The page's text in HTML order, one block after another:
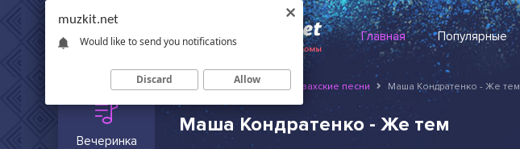
Главная Популярные
Вечеринка
Muzkit.net Русские и казахские песни Маша Кондратенко - Же тем
Маша Кондратенко - Же тем
muzkit.net
Would like to send you notifications
Discard Allow